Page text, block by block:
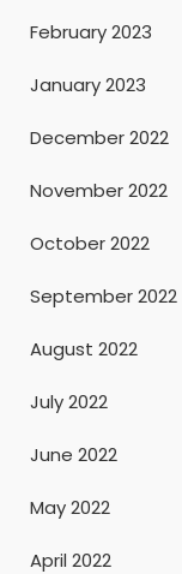
February 2023
January 2023
December 2022
November 2022
October 2022
September 2022
August 2022
July 2022
June 2022
May 2022
April 2022